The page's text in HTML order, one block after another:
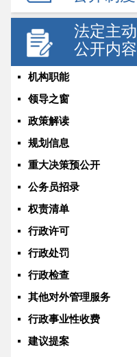
法定主动
公开内容
机构职能
领导之窗
政策解读
规划信息
重大决策预公开
公务员招录
权责清单
行政许可
行政处罚
行政检查
其他对外管理服务
行政事业性收费
建议提案